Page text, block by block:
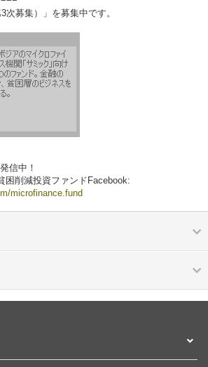
次募集）」を募集中です。
信中！
困削減投資ファンドFacebook:
microfinance.fund